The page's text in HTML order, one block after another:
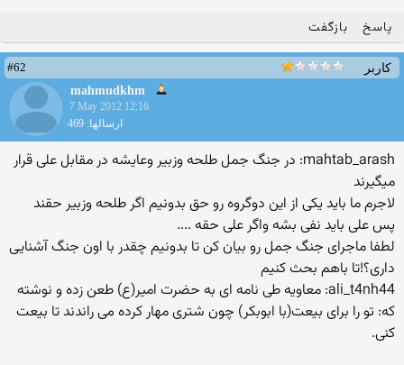
پاسخ بازگفت
کاربر
#62
mahmudkhm
7 May 2012 12:16
ارسالها: 469
mahtab_arash: در جنگ جمل طلحه وزبیر وعایشه در مقابل علی قرار
میگیرند
لاجرم ما باید یکی از این دوگروه رو حق بدونیم اگر طلحه وزبیر حقند
پس علی باید نفی بشه واگر علی حقه ....
لطفا ماجرای جنگ جمل رو بیان کن تا بدونیم چقدر با اون جنگ آشنایی
داری؟!تا باهم بحث کنیم
ali_t4nh44: معاویه طی نامه ای به حضرت امیر(ع) طعن زده و نوشته
که: تو را برای بیعت(با ابوبکر) چون شتری مهار کرده می راندند تا بیعت
کنی.